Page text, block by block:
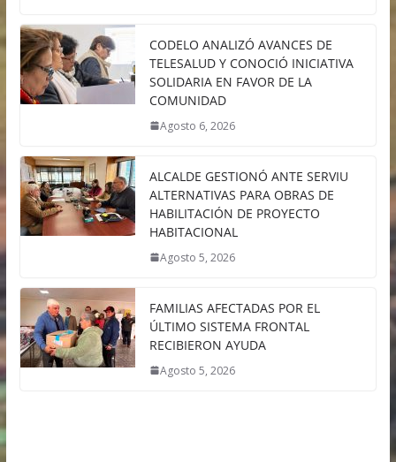
CODELO ANALIZÓ AVANCES DE
TELESALUD Y CONOCIÓ INICIATIVA
SOLIDARIA EN FAVOR DE LA
COMUNIDAD
Agosto 6, 2026
ALCALDE GESTIONÓ ANTE SERVIU
ALTERNATIVAS PARA OBRAS DE
HABILITACIÓN DE PROYECTO
HABITACIONAL
Agosto 5, 2026
FAMILIAS AFECTADAS POR EL
ÚLTIMO SISTEMA FRONTAL
RECIBIERON AYUDA
Agosto 5, 2026